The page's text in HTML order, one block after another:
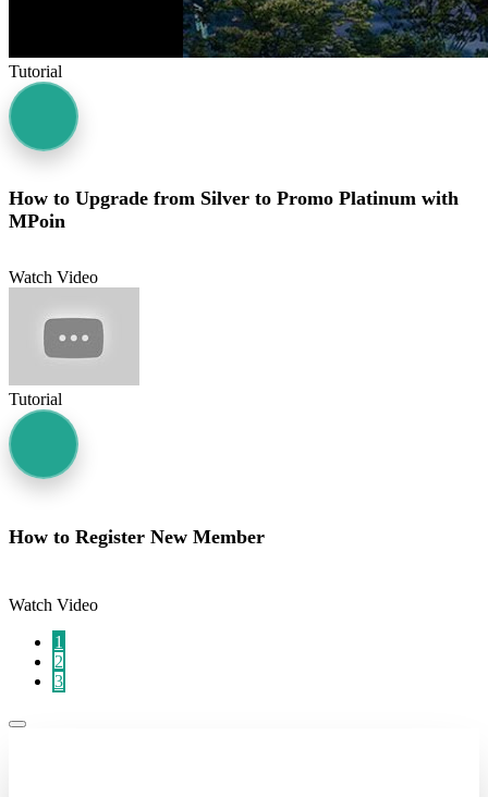
Tutorial
How to Upgrade from Silver to Promo Platinum with
MPoin
Watch Video
Tutorial
How to Register New Member
Watch Video
1
2
3